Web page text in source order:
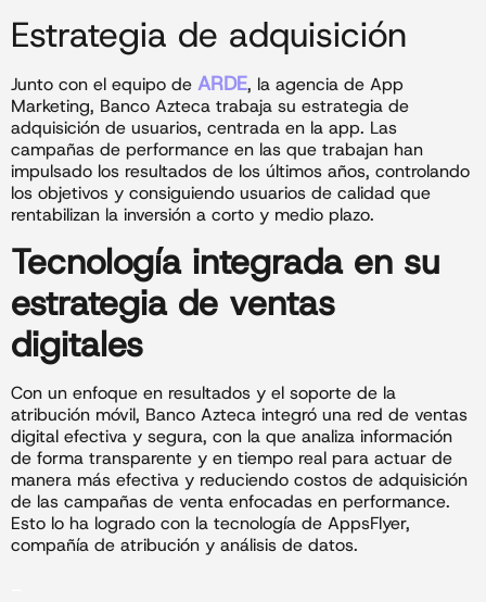
Estrategia de adquisición
Junto con el equipo de ARDE, la agencia de App
Marketing, Banco Azteca trabaja su estrategia de
adquisición de usuarios, centrada en la app. Las
campañas de performance en las que trabajan han
impulsado los resultados de los últimos años, controlando
los objetivos y consiguiendo usuarios de calidad que
rentabilizan la inversión a corto y medio plazo.
Tecnología integrada en su
estrategia de ventas
digitales
Con un enfoque en resultados y el soporte de la
atribución móvil, Banco Azteca integró una red de ventas
digital efectiva y segura, con la que analiza información
de forma transparente y en tiempo real para actuar de
manera más efectiva y reduciendo costos de adquisición
de las campañas de venta enfocadas en performance.
Esto lo ha logrado con la tecnología de AppsFlyer,
compañía de atribución y análisis de datos.